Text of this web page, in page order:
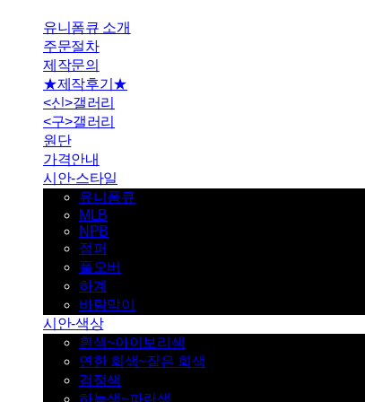
유니폼큐 소개
주문절차
제작문의
★제작후기★
<신>갤러리
<구>갤러리
원단
가격안내
시안-스타일
유니폼큐
MLB
NPB
점퍼
풀오버
하계
바람막이
시안-색상
흰색~아이보리색
연한 회색~짙은 회색
검정색